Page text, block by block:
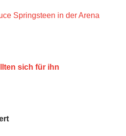
Springsteen in der Arena
sich für ihn